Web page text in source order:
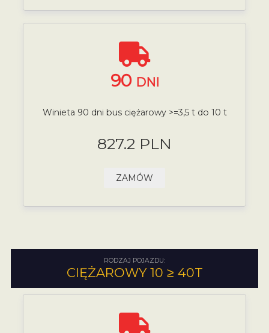
90 DNI
Winieta 90 dni bus ciężarowy >=3,5 t do 10 t
827.2 PLN
ZAMÓW
RODZAJ POJAZDU:
CIĘŻAROWY 10 ≥ 40T